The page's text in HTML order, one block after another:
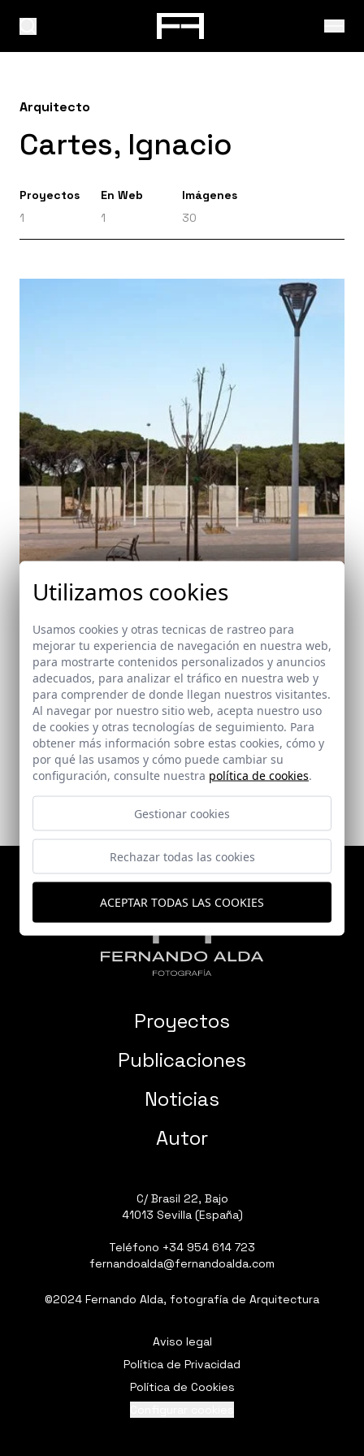
Arquitecto
Cartes, Ignacio
Proyectos
1
En Web
1
Imágenes
30
Urbanización y 249 VPO en el ED-2 de Punta
Umbría, Huelva
Punta Umbria (Huelva)
Proyectos
Publicaciones
Noticias
Autor
C/ Brasil 22, Bajo
41013 Sevilla (España)
Teléfono +34 954 614 723
fernandoalda@fernandoalda.com
©2024 Fernando Alda, fotografía de Arquitectura
Aviso legal
Política de Privacidad
Política de Cookies
Utilizamos cookies
Usamos cookies y otras tecnicas de rastreo para
mejorar tu experiencia de navegación en nuestra web,
para mostrarte contenidos personalizados y anuncios
adecuados, para analizar el tráfico en nuestra web y
para comprender de donde llegan nuestros visitantes.
Al navegar por nuestro sitio web, acepta nuestro uso
de cookies y otras tecnologías de seguimiento. Para
obtener más información sobre estas cookies, cómo y
por qué las usamos y cómo puede cambiar su
configuración, consulte nuestra política de cookies.
Gestionar cookies
Rechazar todas las cookies
ACEPTAR TODAS LAS COOKIES